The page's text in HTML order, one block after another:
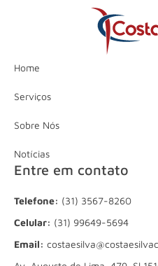
Home
Serviços
Sobre Nós
Notícias
Entre em contato
Telefone: (31) 3567-8260
Celular: (31) 99649-5694
Email: